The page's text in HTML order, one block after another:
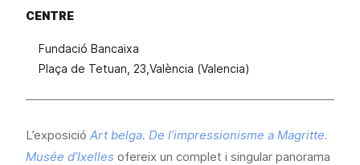
CENTRE
Fundació Bancaixa
Plaça de Tetuan, 23,València (Valencia)
L’exposició Art belga. De l’impressionisme a Magritte.
Musée d’Ixelles ofereix un complet i singular panorama